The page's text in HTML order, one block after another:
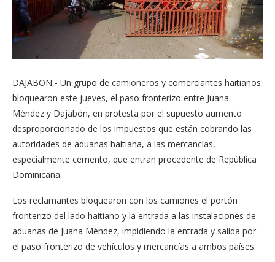
DAJABON,- Un grupo de camioneros y comerciantes haitianos
bloquearon este jueves, el paso fronterizo entre Juana
Méndez y Dajabón, en protesta por el supuesto aumento
desproporcionado de los impuestos que están cobrando las
autoridades de aduanas haitiana, a las mercancías,
especialmente cemento, que entran procedente de República
Dominicana.
Los reclamantes bloquearon con los camiones el portón
fronterizo del lado haitiano y la entrada a las instalaciones de
aduanas de Juana Méndez, impidiendo la entrada y salida por
el paso fronterizo de vehículos y mercancías a ambos países.